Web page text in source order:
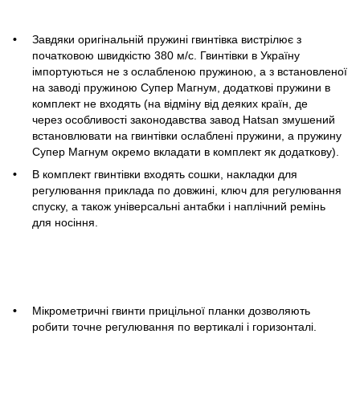
Завдяки оригінальній пружині гвинтівка вистрілює з
початковою швидкістю 380 м/с. Гвинтівки в Україну
імпортуються не з ослабленою пружиною, а з встановленої
на заводі пружиною Супер Магнум, додаткові пружини в
комплект не входять (на відміну від деяких країн, де
через особливості законодавства завод Hatsan змушений
встановлювати на гвинтівки ослаблені пружини, а пружину
Супер Магнум окремо вкладати в комплект як додаткову).
В комплект гвинтівки входять сошки, накладки для
регулювання приклада по довжині, ключ для регулювання
спуску, а також універсальні антабки і наплічний ремінь
для носіння.
Мікрометричні гвинти прицільної планки дозволяють
робити точне регулювання по вертикалі і горизонталі.